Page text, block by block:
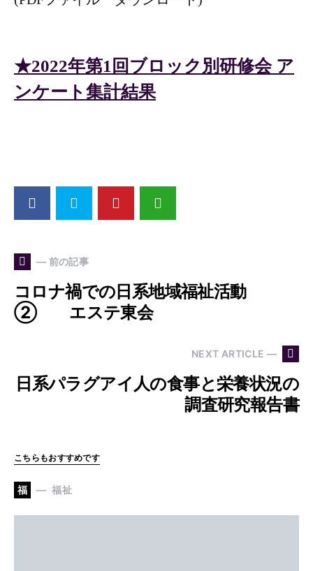
★2022年第1回ブロック別研修会 ア
ンケート集計結果
— 前の記事
コロナ禍での日系地域福祉活動
② エステ東会
NEXT ARTICLE —
日系パラグアイ人の食事と栄養状況の
調査研究報告書
こちらもおすすめです
福 福祉